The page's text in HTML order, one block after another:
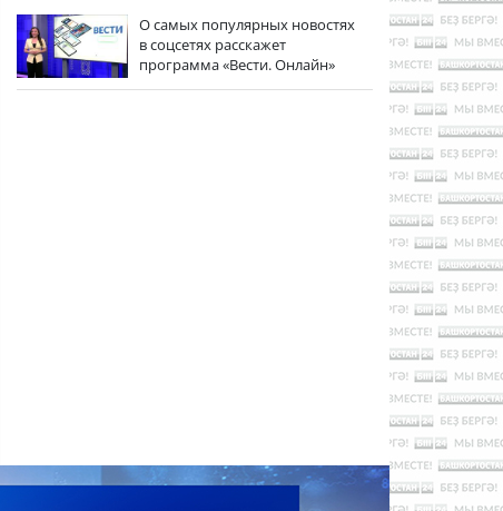
О самых популярных новостях
в соцсетях расскажет
программа «Вести. Онлайн»